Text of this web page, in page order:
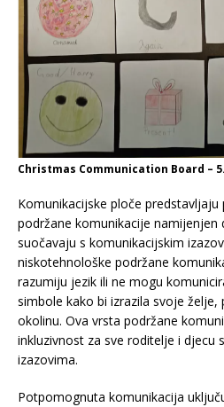
Christmas Communication Board –
Komunikacijske ploče
podržane komunikacije namijenjen
suočavaju s komunikacijskim
niskotehnološke podržane
razumiju jezik ili ne mogu
simbole kako bi izrazila svoje
okolinu. Ova vrsta podržane
inkluzivnost za sve roditelje i djecu
izazovima.
Potpomognuta komunikacija